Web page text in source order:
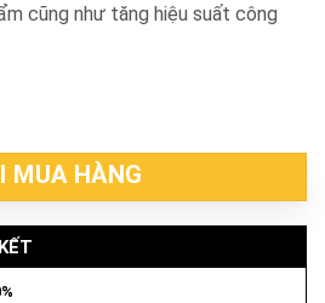
cũng như tăng hiệu suất công
ct đuôi Sata 51311 số lượng
MUA HÀNG